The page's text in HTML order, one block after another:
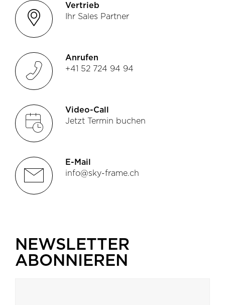
location
Vertrieb
Ihr Sales Partner
phone
Anrufen
+41 52 724 94 94
booking
Video-Call
Jetzt Termin buchen
email2
E-Mail
info@sky-frame.ch
NEWSLETTER
ABONNIEREN